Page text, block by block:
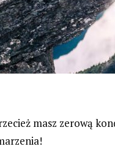
masz zerową